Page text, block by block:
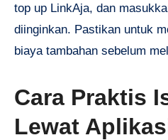
top up LinkAja, dan
diinginkan. Pastikan untuk
biaya tambahan sebelum
Cara Praktis
Lewat